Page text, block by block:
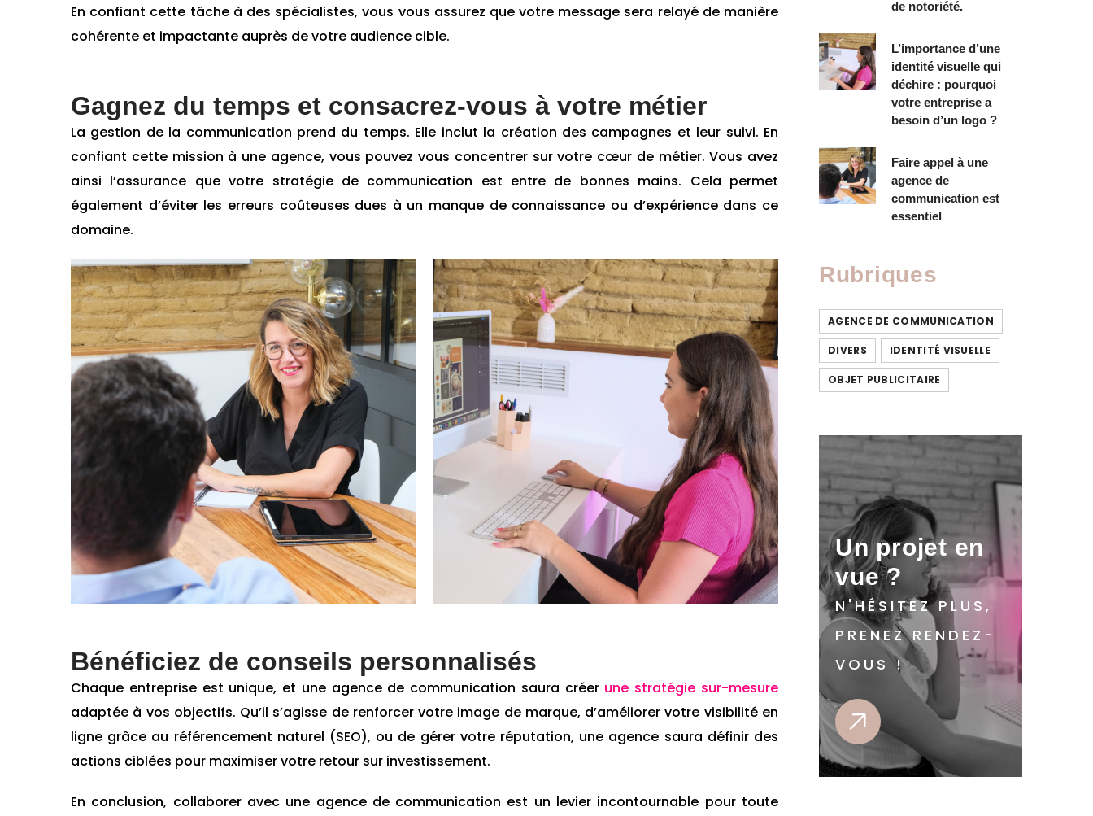
En confiant cette tâche à des spécialistes, vous vous assurez que votre message sera relayé de manière
cohérente et impactante auprès de votre audience cible.
Gagnez du temps et consacrez-vous à votre métier
La gestion de la communication prend du temps. Elle inclut la création des campagnes et leur suivi. En
confiant cette mission à une agence, vous pouvez vous concentrer sur votre cœur de métier. Vous avez
ainsi l’assurance que votre stratégie de communication est entre de bonnes mains. Cela permet
également d’éviter les erreurs coûteuses dues à un manque de connaissance ou d’expérience dans ce
domaine.
Bénéficiez de conseils personnalisés
Chaque entreprise est unique, et une agence de communication saura créer une stratégie sur-mesure
adaptée à vos objectifs. Qu’il s’agisse de renforcer votre image de marque, d’améliorer votre visibilité en
ligne grâce au référencement naturel (SEO), ou de gérer votre réputation, une agence saura définir des
actions ciblées pour maximiser votre retour sur investissement.
En conclusion, collaborer avec une agence de communication est un levier incontournable pour toute
de notoriété.
L’importance d’une
identité visuelle qui
déchire : pourquoi
votre entreprise a
besoin d’un logo ?
Faire appel à une
agence de
communication est
essentiel
Rubriques
AGENCE DE COMMUNICATION
DIVERS IDENTITÉ VISUELLE
OBJET PUBLICITAIRE
Un projet en
vue ?
N'HÉSITEZ PLUS,
PRENEZ RENDEZ-
VOUS !